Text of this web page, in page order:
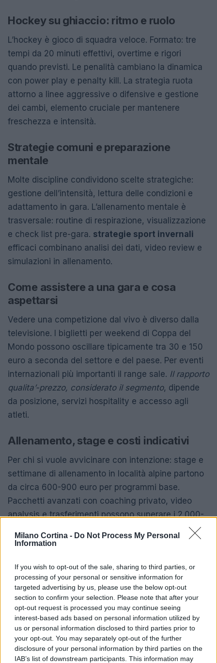
Milano Cortina - Do Not Process My Personal
Information
If you wish to opt-out of the sale, sharing to third parties, or
processing of your personal or sensitive information for
targeted advertising by us, please use the below opt-out
section to confirm your selection. Please note that after your
opt-out request is processed you may continue seeing
interest-based ads based on personal information utilized by
us or personal information disclosed to third parties prior to
your opt-out. You may separately opt-out of the further
disclosure of your personal information by third parties on the
IAB’s list of downstream participants. This information may
Hockey su ghiaccio: ritmo e ruolo
L’hockey è gioco di squadra veloce. Formato: tre
tempi da 20 minuti effettivi, overtime e rigori
quando previsti. Le penalità cambiano la dinamica
con power play e penalty kill. La strategia ruota
attorno a linee aggressive o difensive e gestione
dei cambi, elemento cruciale per mantenere
freschezza e intensità.
Strategie comuni e preparazione
mentale
Molte discipline condividono scelte strategiche:
gestione dell’intensità, lettura delle condizioni e
adattamento in gara. L’allenamento mentale è
trasversale: routine di respirazione, visualizzazione
e check list pre-gara. strategie sport invernali
efficaci combinano analisi dei dati, video review e
simulazioni in allenamento.
Come assistere a una gara e cosa
aspettarsi
Vedere una competizione dal vivo è diverso dalla
televisione. I biglietti per weekend di Coppa del
Mondo possono oscillare tipicamente tra 30 e 150
euro a seconda del settore e del paese. Per eventi
internazionali più importanti il range sale. Il rapporto
qualita’-prezzo, considerato il segmento, dipende
da posizione, servizi hospitality e accesso agli
atleti.
Allenamento, stage e costi indicativi
Per chi si vuole avvicinare con intenzione: stage e
settimane di allenamento in località alpine partono
da circa 600-900 euro per programmi base.
Pacchetti avanzati con coaching privato, video
analysis e trasferimenti possono superare i 2.000-
specializzate garantisce servizi migliori e spesso
Equipaggiamento, sicurezza e
regolamentazione
Regole tecniche sulla sicurezza sono stringenti:
lunghezza sci, radius, protezioni e casco
obbligatorio in molte discipline. Le federazioni
internazionali (FIS, IBF, ISU) aggiornano i